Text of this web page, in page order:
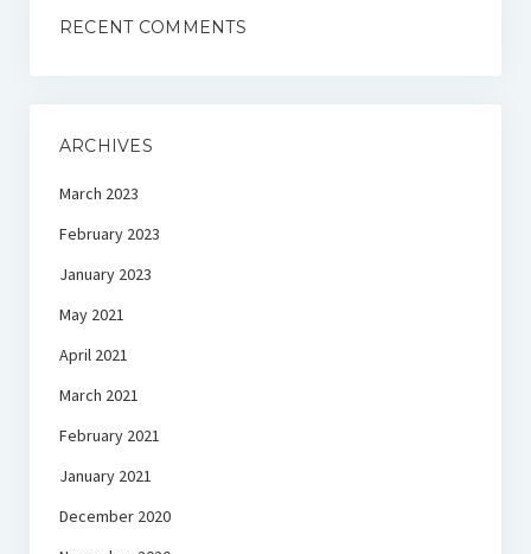
RECENT COMMENTS
ARCHIVES
March 2023
February 2023
January 2023
May 2021
April 2021
March 2021
February 2021
January 2021
December 2020